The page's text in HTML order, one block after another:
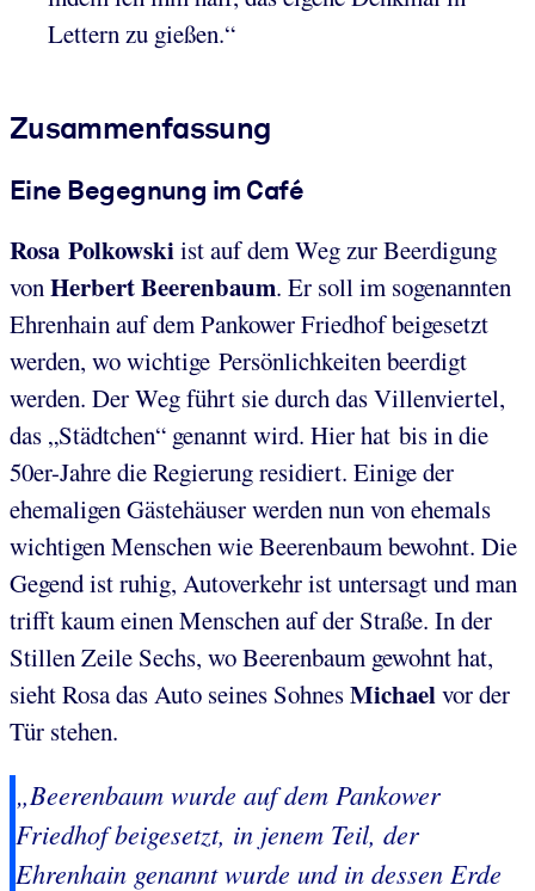
Lettern zu gießen.“
Zusammenfassung
Eine Begegnung im Café
Rosa Polkowskiist auf dem Weg zur Beerdigung
vonHerbert Beerenbaum. Er soll im sogenannten
Ehrenhain auf dem Pankower Friedhof beigesetzt
werden, wo wichtige Persönlichkeiten beerdigt
werden. Der Weg führt sie durch das Villenviertel,
das „Städtchen“ genannt wird. Hier hat bis in die
50er-Jahre die Regierung residiert. Einige der
ehemaligen Gästehäuser werden nun von ehemals
wichtigen Menschen wie Beerenbaum bewohnt. Die
Gegend ist ruhig, Autoverkehr ist untersagt und man
trifft kaum einen Menschen auf der Straße. In der
Stillen Zeile Sechs, wo Beerenbaum gewohnt hat,
sieht Rosa das Auto seines SohnesMichaelvor der
Tür stehen.
„Beerenbaum wurde auf dem Pankower
Friedhof beigesetzt, in jenem Teil, der
Ehrenhain genannt wurde und in dessen Erde